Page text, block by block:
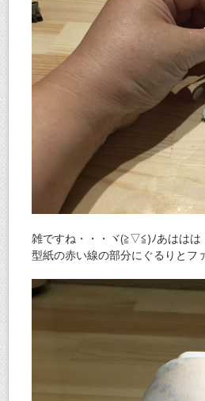
雑ですね・・・ヾ(≧▽≦)ﾉあははは
型紙の赤い線の部分にぐるりとフ